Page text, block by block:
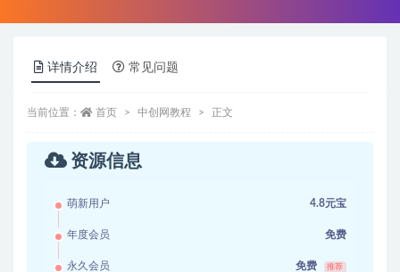
详情介绍 常见问题
当前位置： 首页 中创网教程 正文
资源信息
萌新用户 4.8元宝
年度会员 免费
永久会员 免费 推荐